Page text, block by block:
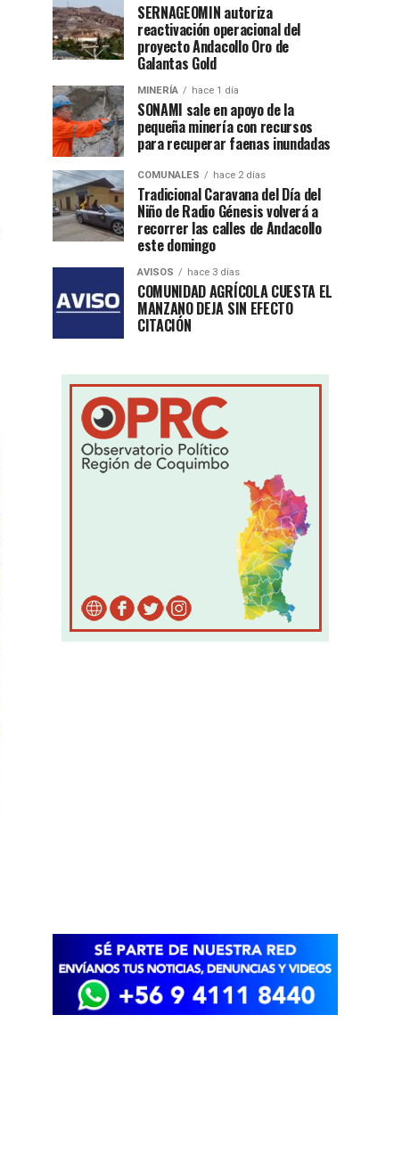
SERNAGEOMIN autoriza
reactivación operacional del
proyecto Andacollo Oro de
Galantas Gold
MINERÍA hace 1 día
SONAMI sale en apoyo de la
pequeña minería con recursos
para recuperar faenas inundadas
COMUNALES hace 2 días
Tradicional Caravana del Día del
Niño de Radio Génesis volverá a
recorrer las calles de Andacollo
este domingo
AVISOS hace 3 días
COMUNIDAD AGRÍCOLA CUESTA EL
MANZANO DEJA SIN EFECTO
CITACIÓN